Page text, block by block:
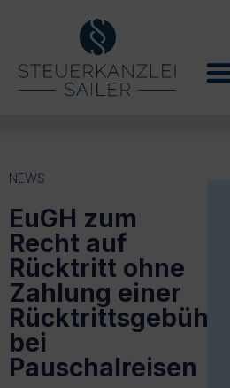
NEWS
EuGH zum
Recht auf
Rücktritt ohne
Zahlung einer
Rücktrittsgebühr
bei
Pauschalreisen